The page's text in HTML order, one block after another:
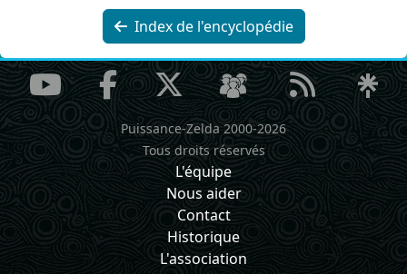
Index de l'encyclopédie
Puissance-Zelda 2000-2026
Tous droits réservés
L'équipe
Nous aider
Contact
Historique
L'association